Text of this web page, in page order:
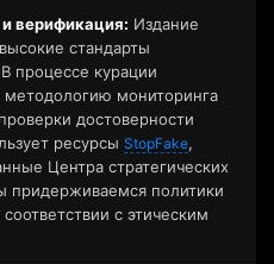
верификация: Издание
стандарты
процессе курации
мониторинга
достоверности
ресурсы StopFake,
Центра стратегических
политики
с этическим